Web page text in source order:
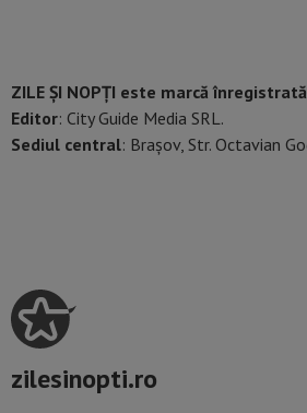
ZILE ȘI NOPȚI este marcă
Editor: City Guide Media SRL.
Sediul central: Brașov, Str. Octavian
zilesinopti.ro